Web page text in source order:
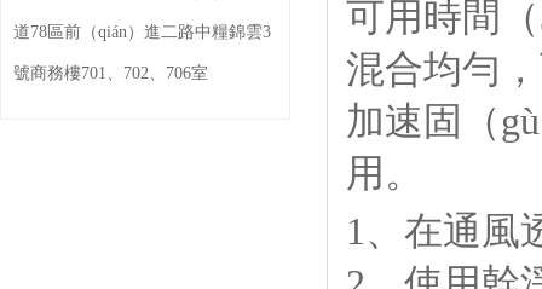
道78區前（qián）進二路中糧錦雲3
號商務樓701、702、706室
可用時間
混合均勻
加速固（
用。
1、在通風